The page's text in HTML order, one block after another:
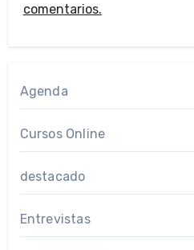
comentarios.
Agenda
Cursos Online
destacado
Entrevistas